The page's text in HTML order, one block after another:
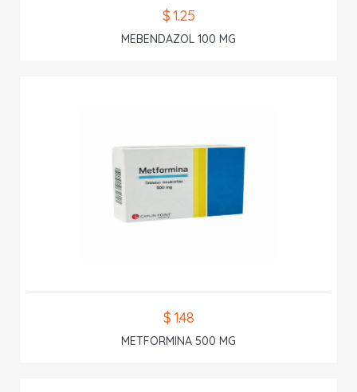
$ 1.25
MEBENDAZOL 100 MG
$ 1.48
METFORMINA 500 MG